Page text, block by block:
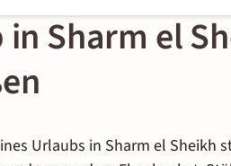
Sharm el
Urlaubs in Sharm el